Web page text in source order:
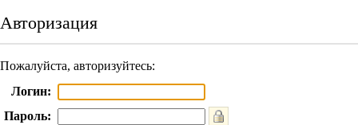
Авторизация
Пожалуйста, авторизуйтесь:
Логин:
Пароль: